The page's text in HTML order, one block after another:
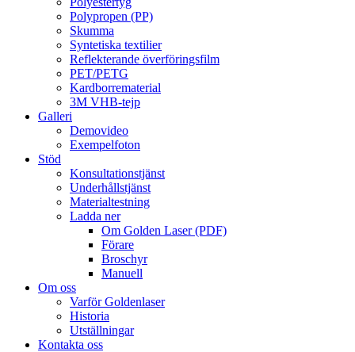
Polypropen (PP)
Skumma
Syntetiska textilier
Reflekterande överföringsfilm
PET/PETG
Kardborrematerial
3M VHB-tejp
Galleri
Demovideo
Exempelfoton
Stöd
Konsultationstjänst
Underhållstjänst
Materialtestning
Ladda ner
Om Golden Laser (PDF)
Förare
Broschyr
Manuell
Om oss
Varför Goldenlaser
Historia
Utställningar
Kontakta oss